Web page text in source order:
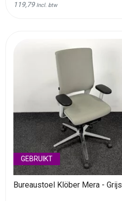
119,79 Incl. btw
GEBRUIKT
Bureaustoel Klöber Mera - Grijs